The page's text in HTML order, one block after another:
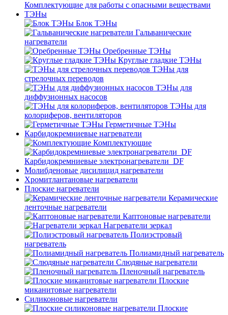
Комплектующие для работы с опасными веществами
ТЭНы
Блок ТЭНы
Гальванические
нагреватели
Оребренные ТЭНы
Круглые гладкие ТЭНы
ТЭНы для
стрелочных переводов
ТЭНы для
диффузионных насосов
ТЭНы для
колориферов, вентиляторов
Герметичные ТЭНы
Карбидокремниевые нагреватели
Комплектующие
Карбидокремниевые электронагреватели_DF
Молибденовые дисилицид нагреватели
Хромитлантановые нагреватели
Плоские нагреватели
Керамические
ленточные нагреватели
Каптоновые нагреватели
Нагреватели зеркал
Полиэстровый
нагреватель
Полиамидный нагреватель
Слюдяные нагреватели
Пленочный нагреватель
Плоские
миканитовые нагреватели
Силиконовые нагреватели
Плоские